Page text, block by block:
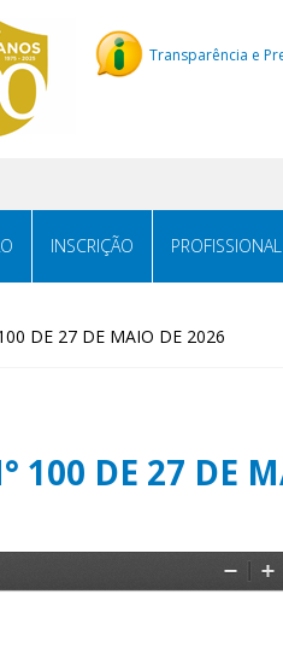
Transparência e
INSCRIÇÃO PROFISSIONAL
DE 27 DE MAIO DE 2026
100 DE 27 DE